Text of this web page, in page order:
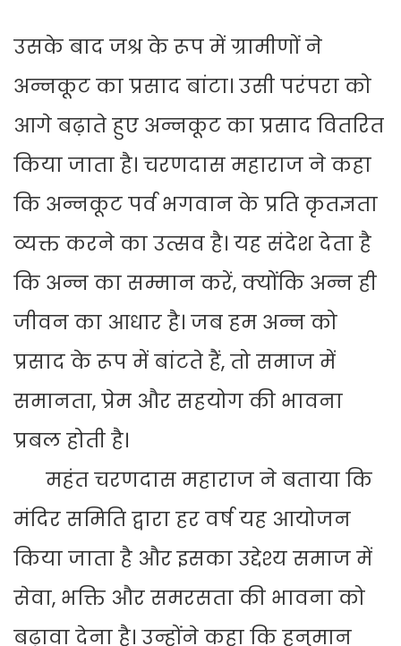
उसके बाद जश्र के रूप में ग्रामीणों ने
अन्नकूट का प्रसाद बांटा। उसी परंपरा को
आगे बढ़ाते हुए अन्नकूट का प्रसाद वितरित
किया जाता है। चरणदास महाराज ने कहा
कि अन्नकूट पर्व भगवान के प्रति कृतज्ञता
व्यक्त करने का उत्सव है। यह संदेश देता है
कि अन्न का सम्मान करें, क्योंकि अन्न ही
जीवन का आधार है। जब हम अन्न को
प्रसाद के रूप में बांटते हैं, तो समाज में
समानता, प्रेम और सहयोग की भावना
प्रबल होती है।
महंत चरणदास महाराज ने बताया कि
मंदिर समिति द्वारा हर वर्ष यह आयोजन
किया जाता है और इसका उद्देश्य समाज में
सेवा, भक्ति और समरसता की भावना को
बढ़ावा देना है। उन्होंने कहा कि हनुमान